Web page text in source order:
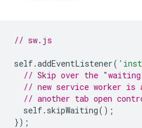
// sw.js
self.addEventListener(
// Skip over the
// new service worker
// another tab open
self. skipWaiting();
});